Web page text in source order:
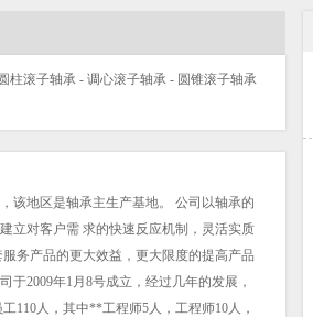
柱滚子轴承 - 调心滚子轴承 - 圆锥滚子轴承
该地区是轴承主生产基地。 公司以轴承的
立对客户需 求的快速反应机制，灵活实质
务产品的更大效益，更大限度的提高产品
于2009年1月8号成立，经过几年的发展，
110人，其中**工程师5人，工程师10人，